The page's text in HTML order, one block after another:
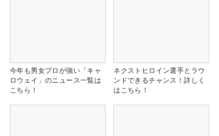
今年も男女プロが強い「キャ
ロウェイ」のニュース一覧は
こちら！
ネクストヒロイン選手とラウ
ンドできるチャンス！詳しく
はこちら！